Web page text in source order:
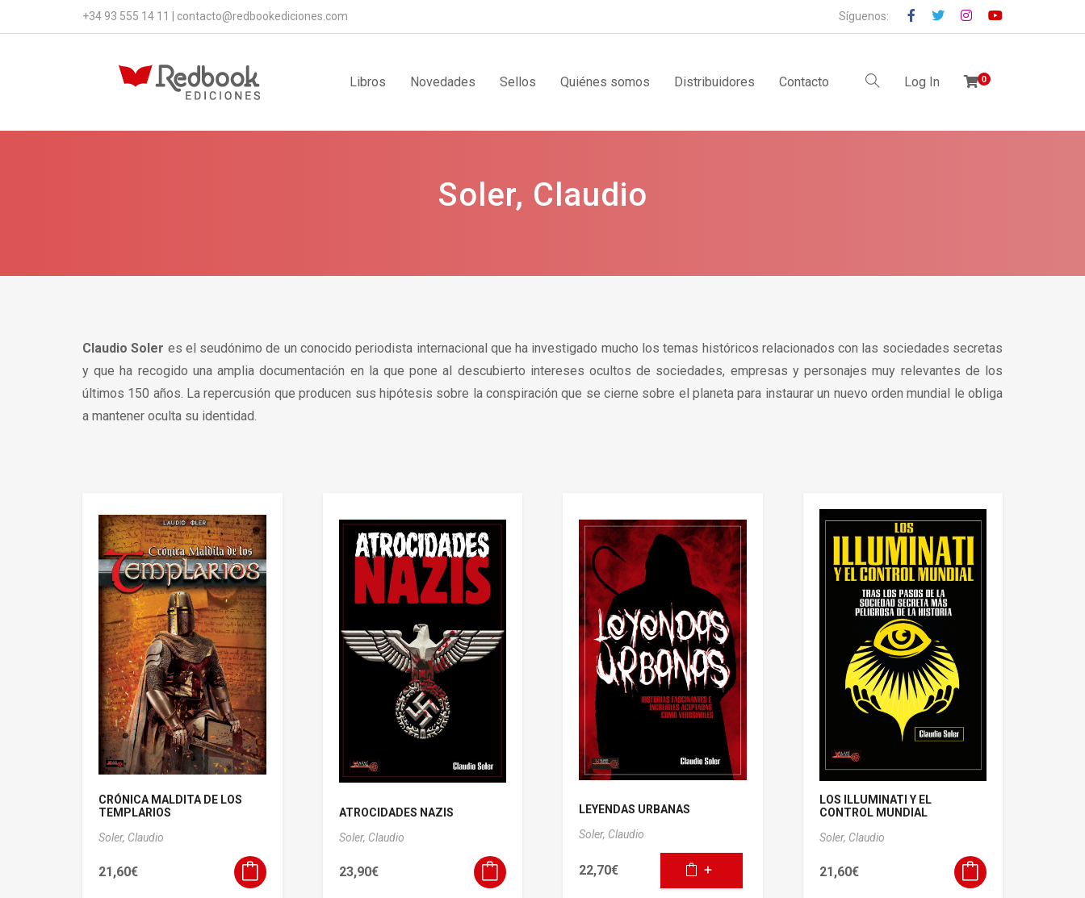
+34 93 555 14 11 contacto@redbookediciones.com Síguenos:
Libros Novedades Sellos Quiénes somos Distribuidores Contacto Log In 0
Soler, Claudio
Claudio Soler es el seudónimo de un conocido periodista internacional que ha investigado mucho los temas históricos relacionados con las sociedades secretas
y que ha recogido una amplia documentación en la que pone al descubierto intereses ocultos de sociedades, empresas y personajes muy relevantes de los
últimos 150 años. La repercusión que producen sus hipótesis sobre la conspiración que se cierne sobre el planeta para instaurar un nuevo orden mundial le obliga
a mantener oculta su identidad.
CRÓNICA MALDITA DE LOS
TEMPLARIOS
Soler, Claudio
21,60€
ATROCIDADES NAZIS
Soler, Claudio
23,90€
LEYENDAS URBANAS
Soler, Claudio
22,70€
LOS ILLUMINATI Y EL
CONTROL MUNDIAL
Soler, Claudio
21,60€